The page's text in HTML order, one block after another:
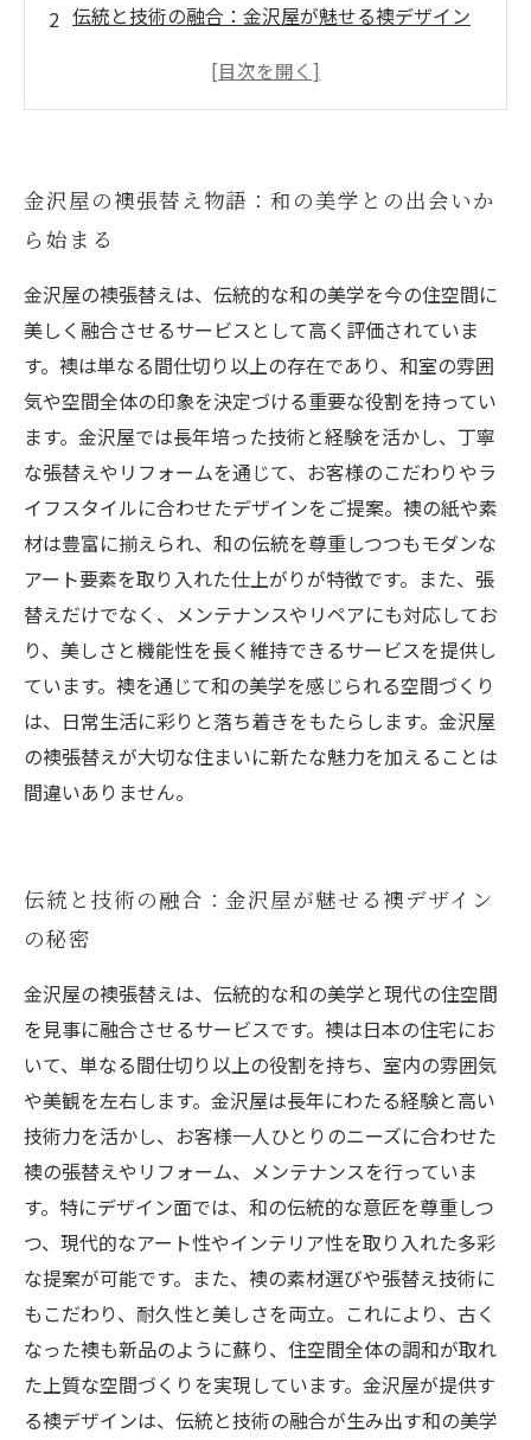
伝統と技術の融合：金沢屋が魅せる襖デザイン
お客様の声が語る、金沢屋襖リフォームの感動
ダンな暮らし
金沢屋の襖張替えで完成する、理想の和のイン
テリア空間
金沢屋襖リペアで長持ちする和の美しさを保つ
秘訣
襖の魅力再発見：金沢屋が提案する和の伝統と
現代の融合
金沢屋の襖張替え物語：和の美学との出会いか
ら始まる
金沢屋の襖張替えは、伝統的な和の美学を今の住空間に
美しく融合させるサービスとして高く評価されていま
す。襖は単なる間仕切り以上の存在であり、和室の雰囲
気や空間全体の印象を決定づける重要な役割を持ってい
ます。金沢屋では長年培った技術と経験を活かし、丁寧
な張替えやリフォームを通じて、お客様のこだわりやラ
イフスタイルに合わせたデザインをご提案。襖の紙や素
材は豊富に揃えられ、和の伝統を尊重しつつもモダンな
アート要素を取り入れた仕上がりが特徴です。また、張
替えだけでなく、メンテナンスやリペアにも対応してお
り、美しさと機能性を長く維持できるサービスを提供し
ています。襖を通じて和の美学を感じられる空間づくり
は、日常生活に彩りと落ち着きをもたらします。金沢屋
の襖張替えが大切な住まいに新たな魅力を加えることは
間違いありません。
伝統と技術の融合：金沢屋が魅せる襖デザイン
の秘密
金沢屋の襖張替えは、伝統的な和の美学と現代の住空間
を見事に融合させるサービスです。襖は日本の住宅にお
いて、単なる間仕切り以上の役割を持ち、室内の雰囲気
や美観を左右します。金沢屋は長年にわたる経験と高い
技術力を活かし、お客様一人ひとりのニーズに合わせた
襖の張替えやリフォーム、メンテナンスを行っていま
す。特にデザイン面では、和の伝統的な意匠を尊重しつ
つ、現代的なアート性やインテリア性を取り入れた多彩
な提案が可能です。また、襖の素材選びや張替え技術に
もこだわり、耐久性と美しさを両立。これにより、古く
なった襖も新品のように蘇り、住空間全体の調和が取れ
た上質な空間づくりを実現しています。金沢屋が提供す
る襖デザインは、伝統と技術の融合が生み出す和の美学